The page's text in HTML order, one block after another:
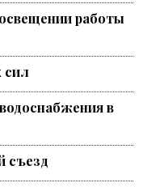
работы
сил
в
съезд